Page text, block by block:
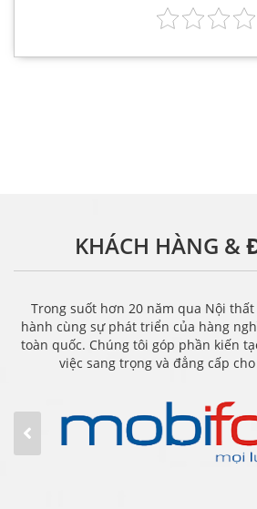
KHÁCH HÀNG &
Trong suốt hơn 20 năm qua Nội
hành cùng sự phát triển của hàng
toàn quốc. Chúng tôi góp phần kiến
việc sang trọng và đẳng cấp